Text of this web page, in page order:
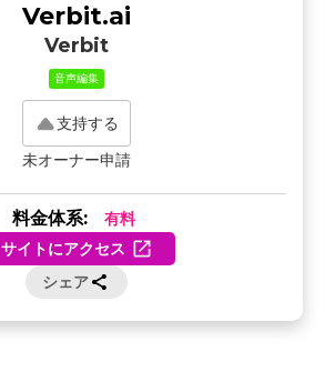
Verbit.ai
Verbit
音声編集
支持する
未オーナー申請
料金体系: 有料
サイトにアクセス
シェア